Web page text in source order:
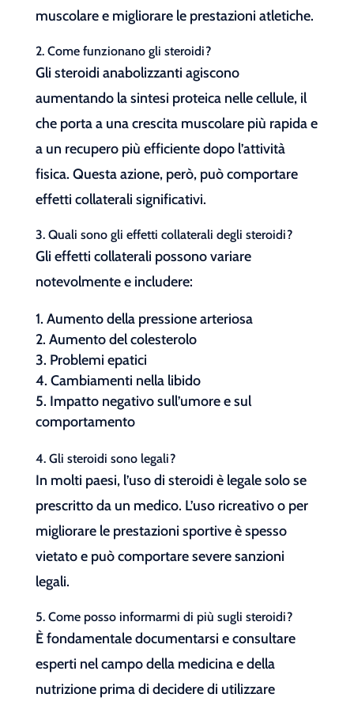
muscolare e migliorare le prestazioni atletiche.
2. Come funzionano gli steroidi?
Gli steroidi anabolizzanti agiscono
aumentando la sintesi proteica nelle cellule, il
che porta a una crescita muscolare più rapida e
a un recupero più efficiente dopo l’attività
fisica. Questa azione, però, può comportare
effetti collaterali significativi.
3. Quali sono gli effetti collaterali degli steroidi?
Gli effetti collaterali possono variare
notevolmente e includere:
Aumento della pressione arteriosa
Aumento del colesterolo
Problemi epatici
Cambiamenti nella libido
Impatto negativo sull’umore e sul
comportamento
4. Gli steroidi sono legali?
In molti paesi, l’uso di steroidi è legale solo se
prescritto da un medico. L’uso ricreativo o per
migliorare le prestazioni sportive è spesso
vietato e può comportare severe sanzioni
legali.
5. Come posso informarmi di più sugli steroidi?
È fondamentale documentarsi e consultare
esperti nel campo della medicina e della
nutrizione prima di decidere di utilizzare